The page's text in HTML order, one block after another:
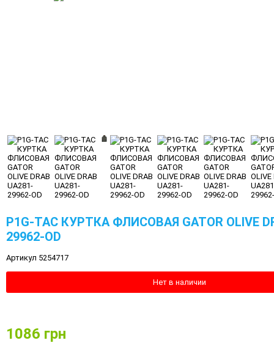
P1G-TAC КУРТКА ФЛИСОВАЯ GATOR OLIVE
29962-OD
Артикул 5254717
Нет в наличии
1086 грн